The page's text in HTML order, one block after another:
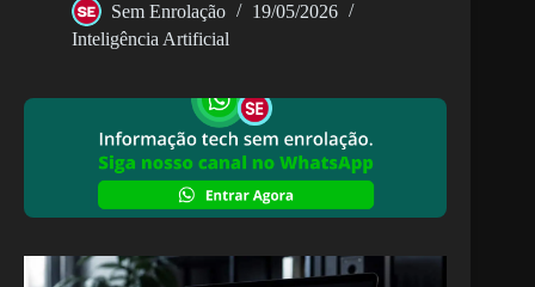
Sem Enrolação
19/05/2026
Inteligência Artificial